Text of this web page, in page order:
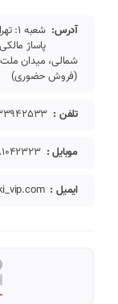
آدرس:
(فروش حضوری)
تلفن :
موبایل :
ایمیل :